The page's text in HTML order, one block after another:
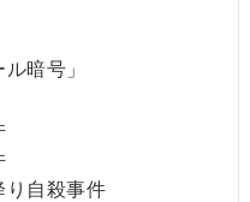
暗号」
り自殺事件